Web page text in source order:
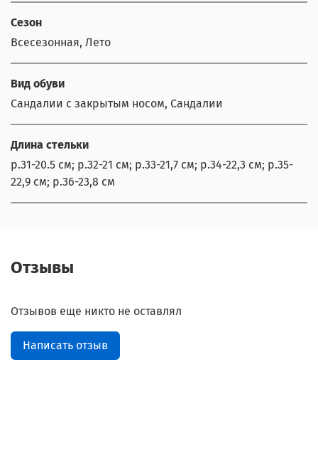
Сезон
Всесезонная, Лето
Вид обуви
Сандалии с закрытым носом, Сандалии
Длина стельки
р.31-20.5 см; р.32-21 см; р.33-21,7 см; р.34-22,3 см; р.35-
22,9 см; р.36-23,8 см
Отзывы
Отзывов еще никто не оставлял
Написать отзыв